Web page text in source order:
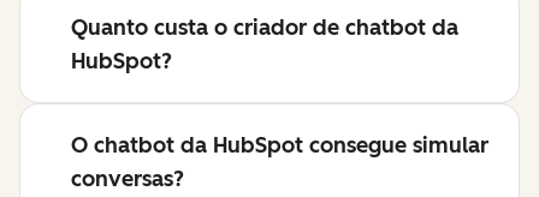
Quanto custa o criador de chatbot da
HubSpot?
O chatbot da HubSpot consegue simular
conversas?